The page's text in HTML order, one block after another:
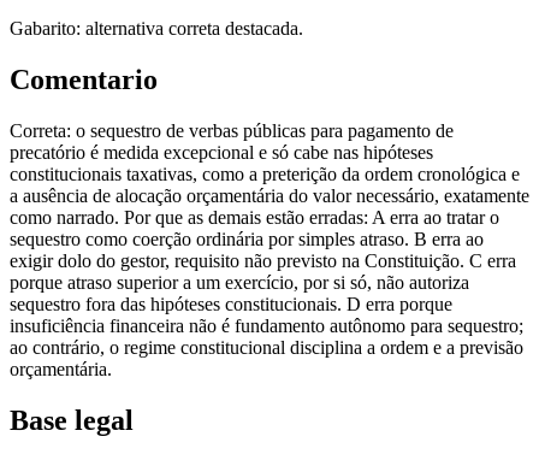
Gabarito: alternativa correta destacada.
Comentario
Correta: o sequestro de verbas públicas para pagamento de
precatório é medida excepcional e só cabe nas hipóteses
constitucionais taxativas, como a preterição da ordem cronológica e
a ausência de alocação orçamentária do valor necessário, exatamente
como narrado. Por que as demais estão erradas: A erra ao tratar o
sequestro como coerção ordinária por simples atraso. B erra ao
exigir dolo do gestor, requisito não previsto na Constituição. C erra
porque atraso superior a um exercício, por si só, não autoriza
sequestro fora das hipóteses constitucionais. D erra porque
insuficiência financeira não é fundamento autônomo para sequestro;
ao contrário, o regime constitucional disciplina a ordem e a previsão
orçamentária.
Base legal